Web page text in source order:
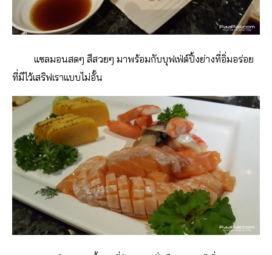
แซลมอนสดๆ สีสวยๆ มาพร้อมกับบุฟเฟ่ต์ปิ้งย่างที่อิ่มอร่อย
ที่มีไว้เสริฟเราแบบไม่อั้น